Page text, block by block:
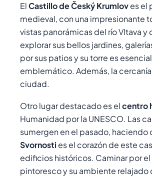
ElCastillo de Český Krumloves el
medieval, con una impresionante
vistas panorámicas del río Vltava
explorar sus bellos jardines,
por sus patios y su torre es
emblemático. Además, la
ciudad.
Otro lugar destacado es elcentro
Humanidad por la UNESCO. Las
sumergen en el pasado, haciendo
Svornosti es el corazón de este
edificios históricos. Caminar por
pintoresco y su ambiente relajado